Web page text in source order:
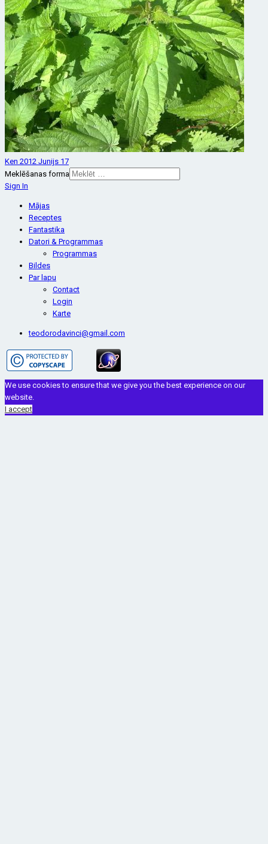
Ken 2012 Junijs 17
Meklēšanas forma
Sign In
Mājas
Receptes
Fantastika
Datori & Programmas
Programmas
Bildes
Par lapu
Contact
Login
Karte
teodorodavinci@gmail.com
We use cookies to ensure that we give you the best experience on our
website.
I accept